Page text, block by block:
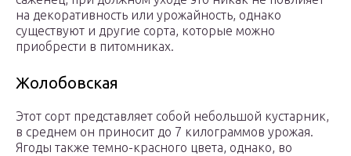
на декоративность или урожайность, однако
существуют и другие сорта, которые можно
приобрести в питомниках.
Жолобовская
Этот сорт представляет собой небольшой кустарник,
в среднем он приносит до 7 килограммов урожая.
Ягоды также темно-красного цвета, однако, во